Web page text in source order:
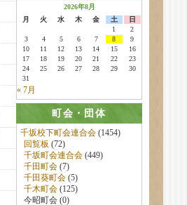
2026年8月
月
火 水 木 金 土
日
1
2
3
4 5 6 7 8
9
10
11 12 13 14 15
16
17
18 19 20 21 22
23
24
25 26 27 28 29
30
31
« 7月
町会・団体
千坂校下町会連合会(1454)
回覧板 (72)
千坂町会連合会(449)
千田町会(7)
千田葵町会(5)
千木町会(125)
今昭町会 (0)